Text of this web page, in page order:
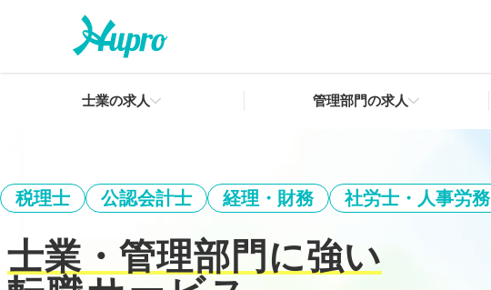
士業の求人 管理部門の求人
税理士 公認会計士 経理・財務 社労士・人事労務
士業・管理部門に強い